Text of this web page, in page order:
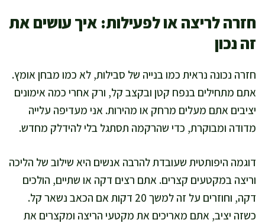
חזרה לריצה או לפעילות: איך עושים את
זה נכון
חזרה נכונה נראית כמו בנייה של סבילות, לא כמו מבחן אומץ.
אתם מתחילים בנפח קטן ובקצב קל, ורק אחרי כמה אימונים
יציבים אתם מעלים מרחק או מהירות. אני מעדיפה עלייה
מדודה ומבוקרת, כדי שהרקמה תסתגל בלי להידלק מחדש.
דוגמה היפותטית שעובדת להרבה אנשים היא שילוב של הליכה
וריצה במקטעים קצרים. אתם רצים דקה או שתיים, הולכים
דקה, וחוזרים על זה למשך 20 דקות אם הכאב נשאר קל.
כשזה יציב, אתם מאריכים את מקטעי הריצה ומקצרים את